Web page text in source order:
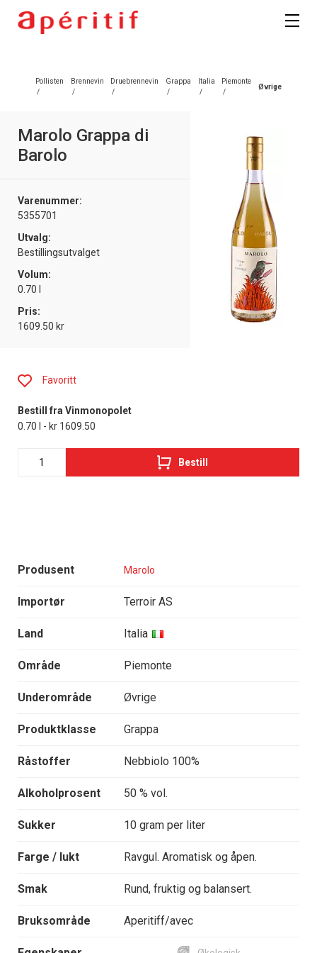
Pollisten
/
Brennevin
/
Druebrennevin
/
Grappa
/
Italia
/
Piemonte
/
Øvrige
Marolo Grappa di
Barolo
Varenummer:
5355701
Utvalg:
Bestillingsutvalget
Volum:
0.70 l
Pris:
1609.50 kr
Produsent Marolo
Importør Terroir AS
Land Italia
Område Piemonte
Underområde Øvrige
Produktklasse Grappa
Råstoffer Nebbiolo 100%
Alkoholprosent 50 % vol.
Sukker 10 gram per liter
Farge / lukt Ravgul. Aromatisk og åpen.
Smak Rund, fruktig og balansert.
Bruksområde Aperitiff/avec
Favoritt
Bestill fra Vinmonopolet
0.70 l - kr 1609.50
Bestill